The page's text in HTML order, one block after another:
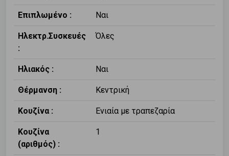
Επιπλωμένο : Ναι
Ηλεκτρ.Συσκευές
:
Όλες
Ηλιακός : Ναι
Θέρμανση : Κεντρική
Κουζίνα : Ενιαία με τραπεζαρία
Κουζίνα
(αριθμός) :
1